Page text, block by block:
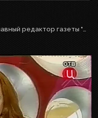
Гость программы: Тимур Мардер, главный редактор газеты "Жизнь"